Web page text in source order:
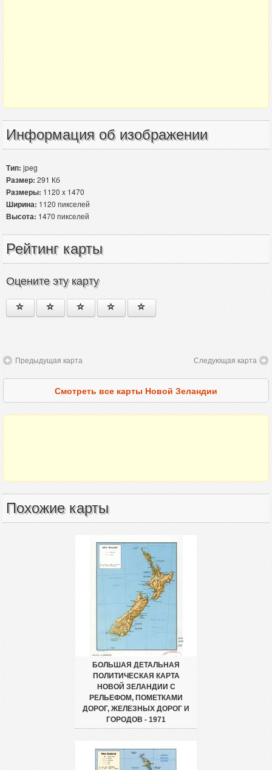
Информация об изображении
Тип:jpeg
Размер:291 Кб
Размеры:1120 x 1470
Ширина:1120 пикселей
Высота:1470 пикселей
Рейтинг карты
Оцените эту карту
Предыдущая карта Следующая карта
Смотреть все карты Новой Зеландии
Похожие карты
БОЛЬШАЯ ДЕТАЛЬНАЯ
ПОЛИТИЧЕСКАЯ КАРТА
НОВОЙ ЗЕЛАНДИИ С
РЕЛЬЕФОМ, ПОМЕТКАМИ
ДОРОГ, ЖЕЛЕЗНЫХ ДОРОГ И
ГОРОДОВ - 1971